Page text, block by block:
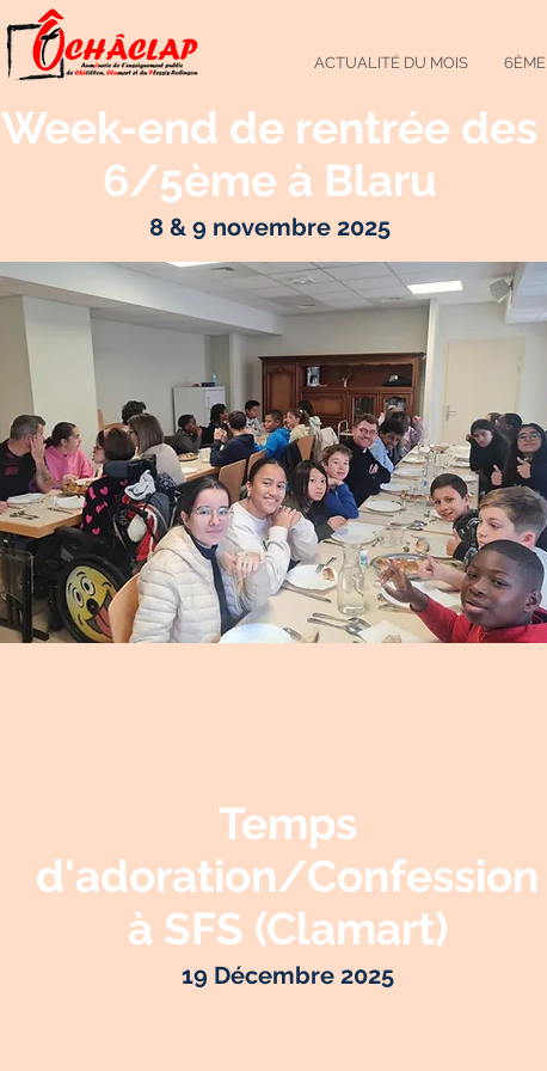
ACTUALITÉ DU MOIS 6ÈME
Week-end de rentrée des
6/5ème à Blaru
8 & 9 novembre 2025
Temps
d'adoration/Confession
à SFS (Clamart)
19 Décembre 2025